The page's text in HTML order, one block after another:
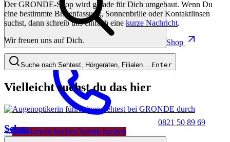
Shop
0821 50 89 69
40Jetzt Termin buchenTermin buchen
Der GRONDE-Shop wird gerade für Dich umgebaut. Wenn Du
eine bestimmte Brillenfassung, Sonnenbrille oder Kontaktlinsen
suchst, dann schreib uns einfach eine kurze Nachricht.
Wir freuen uns auf Dich.
Suche nach Sehtest, Hörgeräten, Filialen … Enter
Vielleicht suchst du das hier
Sehen